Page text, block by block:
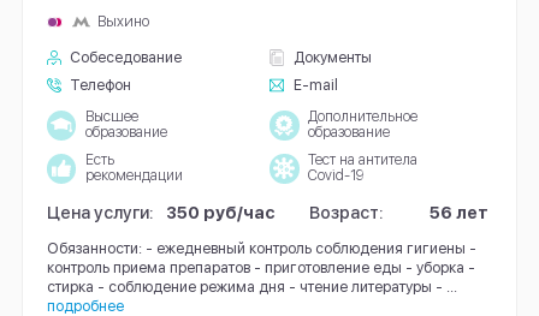
Собеседование
Документы
Телефон
E-mail
Выхино
Высшее
образование
Дополнительное
образование
Есть
рекомендации
Тест на антитела
Covid-19
Цена услуги: 350 руб/час Возраст: 56 лет
Обязанности: - ежедневный контроль соблюдения гигиены -
контроль приема препаратов - приготовление еды - уборка -
стирка - соблюдение режима дня - чтение литературы - ...
подробнее